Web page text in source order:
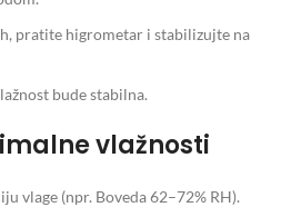
pratite higrometar i stabilizujte na
bude stabilna.
vlažnosti
vlage (npr. Boveda 62–72% RH).